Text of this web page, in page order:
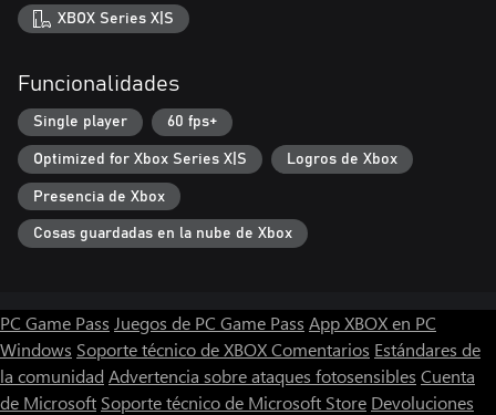
XBOX Series X|S
Funcionalidades
Single player 60 fps+
Optimized for Xbox Series X|S Logros de Xbox
Presencia de Xbox
Cosas guardadas en la nube de Xbox
PC Game Pass Juegos de PC Game Pass App XBOX en PC
Windows Soporte técnico de XBOXComentarios Estándares de
la comunidad Advertencia sobre ataques fotosensibles Cuenta
de Microsoft Soporte técnico de Microsoft Store Devoluciones